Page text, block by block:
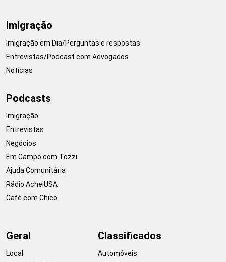
Imigração
Imigração em Dia/Perguntas e respostas
Entrevistas/Podcast com Advogados
Notícias
Podcasts
Imigração
Entrevistas
Negócios
Em Campo com Tozzi
Ajuda Comunitária
Rádio AcheiUSA
Café com Chico
Geral
Local
Classificados
Automóveis